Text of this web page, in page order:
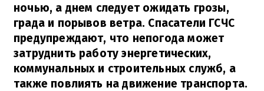
ночью, а днем следует ожидать грозы,
града и порывов ветра. Спасатели ГСЧС
предупреждают, что непогода может
затруднить работу энергетических,
коммунальных и строительных служб, а
также повлиять на движение транспорта.